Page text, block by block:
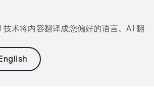
术将内容翻译成您偏好的语言。AI 翻